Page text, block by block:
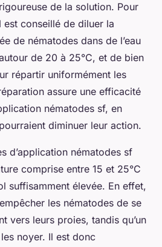
de la solution. Pour
conseillé de diluer la
de nématodes dans de l’eau
de 20 à 25°C, et de bien
répartir uniformément les
assure une efficacité
nématodes sf, en
diminuer leur action.
d’application nématodes sf
comprise entre 15 et 25°C
suffisamment élevée. En effet,
les nématodes de se
vers leurs proies, tandis qu’un
noyer. Il est donc